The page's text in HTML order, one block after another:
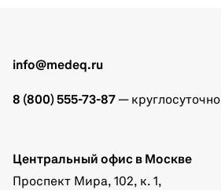
info@medeq.ru
8 (800) 555-73-87 — круглосуточно
Центральный офис в Москве
Проспект Мира, 102, к. 1,